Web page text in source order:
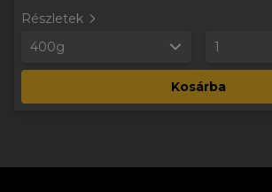
Részletek
400g
1
Kosárba